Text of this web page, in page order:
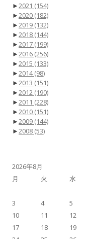
►2021 (154)
►2020 (182)
►2019 (132)
►2018 (144)
►2017 (199)
►2016 (256)
►2015 (133)
►2014(98)
►2013 (151)
►2012 (190)
►2011 (228)
►2010 (151)
►2009 (144)
►2008 (53)
2026年8月
月
火 水
3
4 5
10
11 12
17
18 19